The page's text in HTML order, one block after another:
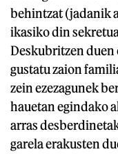
behintzat (jadanik
ikasiko din
Deskubritzen duen
gustatu zaion
zein ezezagunek
hauetan egindako
arras
garela erakusten